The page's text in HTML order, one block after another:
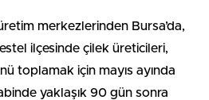
merkezlerinden Bursa’da,
ilçesinde çilek üreticileri,
toplamak için mayıs ayında
yaklaşık 90 gün sonra